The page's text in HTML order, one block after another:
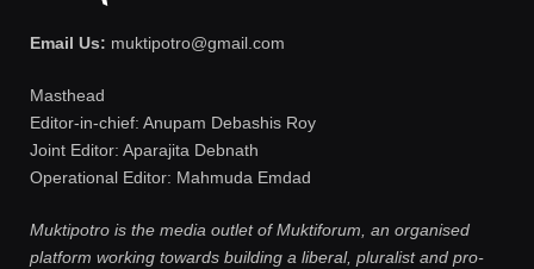
Email Us: muktipotro@gmail.com
Masthead
Editor-in-chief: Anupam Debashis Roy
Joint Editor: Aparajita Debnath
Operational Editor: Mahmuda Emdad
Muktipotro is the media outlet of Muktiforum, an organised
platform working towards building a liberal, pluralist and pro-